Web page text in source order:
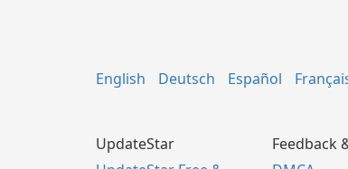
English Deutsch Español
UpdateStar
Feedback